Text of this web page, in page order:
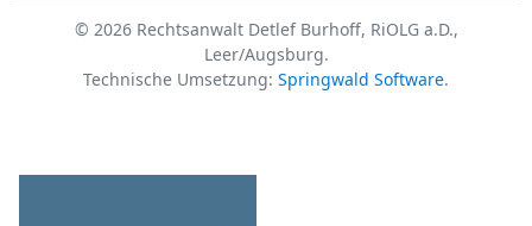
© 2026 Rechtsanwalt Detlef Burhoff, RiOLG a.D.,
Leer/Augsburg.
Technische Umsetzung: Springwald Software.